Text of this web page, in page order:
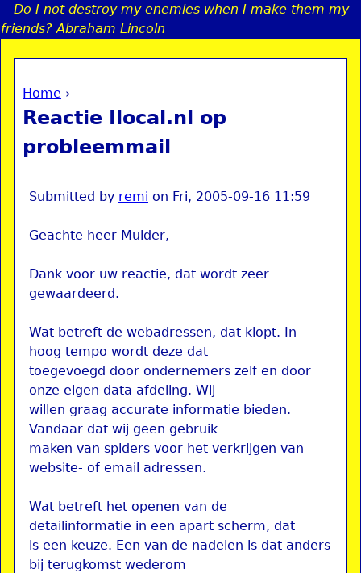
Jump to navigation
Do I not destroy my enemies when I make them my
friends? Abraham Lincoln
You are here
Home ›
Reactie Ilocal.nl op
probleemmail
Submitted by remi on Fri, 2005-09-16 11:59
Geachte heer Mulder,
Dank voor uw reactie, dat wordt zeer
gewaardeerd.
Wat betreft de webadressen, dat klopt. In
hoog tempo wordt deze dat
toegevoegd door ondernemers zelf en door
onze eigen data afdeling. Wij
willen graag accurate informatie bieden.
Vandaar dat wij geen gebruik
maken van spiders voor het verkrijgen van
website- of email adressen.
Wat betreft het openen van de
detailinformatie in een apart scherm, dat
is een keuze. Een van de nadelen is dat anders
bij terugkomst wederom